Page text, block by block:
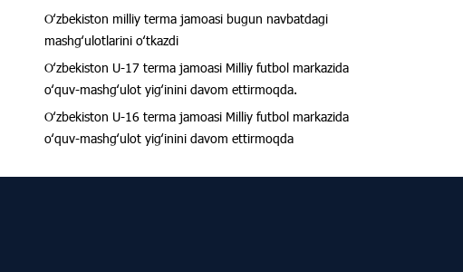
Oʻzbekiston milliy terma jamoasi bugun navbatdagi
mashgʻulotlarini oʻtkazdi
Oʻzbekiston U-17 terma jamoasi Milliy futbol markazida
oʻquv-mashgʻulot yigʻinini davom ettirmoqda.
Oʻzbekiston U-16 terma jamoasi Milliy futbol markazida
oʻquv-mashgʻulot yigʻinini davom ettirmoqda